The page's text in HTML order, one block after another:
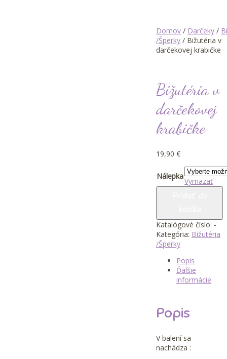
Domov / Darčeky /
/Šperky / Bižutéria v
darčekovej krabičke
Bižutéria v
darčekovej
krabičke
19,90 €
Nálepka
Vymazať
množstvo
darčekovej
krabičke
Katalógové číslo: -
Kategória: Bižutéria
/Šperky
Popis
Ďalšie
informácie
Popis
V balení sa
nachádza :